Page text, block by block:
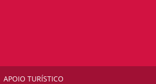
APOIO TURÍSTICO